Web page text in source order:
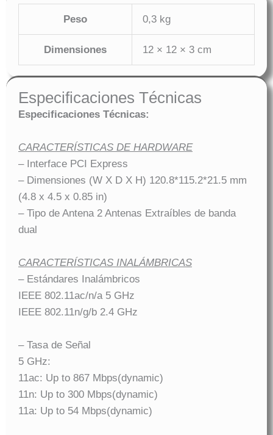
Peso 0,3 kg
Dimensiones 12 × 12 × 3 cm
Especificaciones Técnicas
Especificaciones Técnicas:
CARACTERÍSTICAS DE HARDWARE
– Interface PCI Express
– Dimensiones (W X D X H) 120.8*115.2*21.5 mm
(4.8 x 4.5 x 0.85 in)
– Tipo de Antena 2 Antenas Extraíbles de banda
dual
CARACTERÍSTICAS INALÁMBRICAS
– Estándares Inalámbricos
IEEE 802.11ac/n/a 5 GHz
IEEE 802.11n/g/b 2.4 GHz
– Tasa de Señal
5 GHz:
11ac: Up to 867 Mbps(dynamic)
11n: Up to 300 Mbps(dynamic)
11a: Up to 54 Mbps(dynamic)